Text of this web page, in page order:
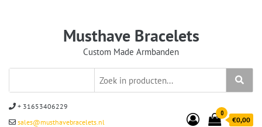
Musthave Bracelets
Custom Made Armbanden
+ 31653406229
sales@musthavebracelets.nl
0
€0,00